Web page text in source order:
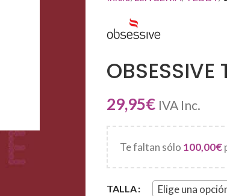
OBSESSIVE
29,95€ IVA Inc.
Te faltan sólo 100,00€
TALLA Elige una